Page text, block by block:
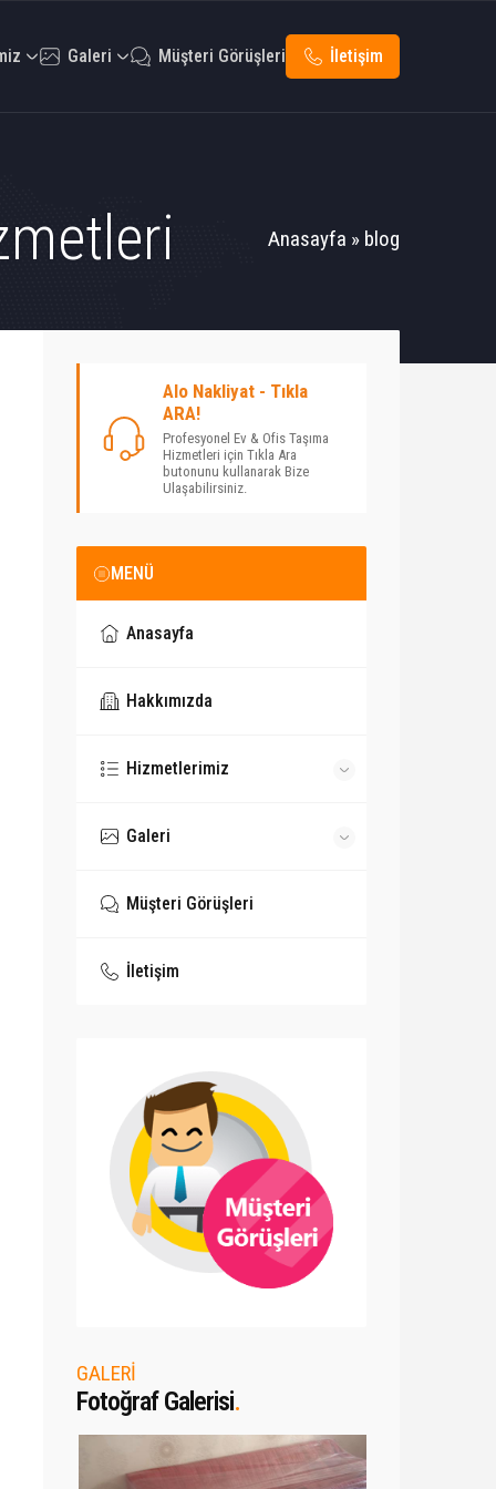
Galeri Müşteri Görüşleri İletişim
Anasayfa » blog
Alo Nakliyat - Tıkla
ARA!
Profesyonel Ev & Ofis Taşıma
Hizmetleri için Tıkla Ara
butonunu kullanarak Bize
Ulaşabilirsiniz.
MENÜ
Anasayfa
Hakkımızda
Hizmetlerimiz
Galeri
Müşteri Görüşleri
İletişim
GALERİ
Fotoğraf Galerisi.